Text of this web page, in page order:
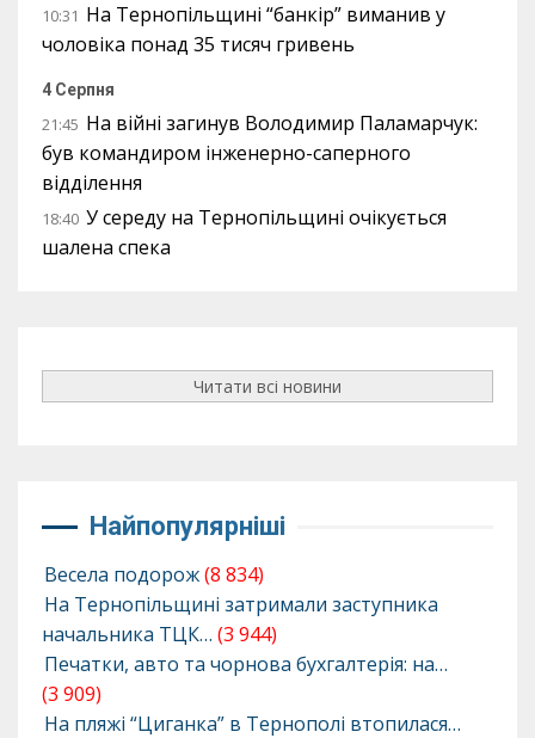
10:31 На Тернопільщині “банкір” виманив у
чоловіка понад 35 тисяч гривень
4 Серпня
21:45 На війні загинув Володимир Паламарчук:
був командиром інженерно-саперного
відділення
18:40 У середу на Тернопільщині очікується
шалена спека
Читати всі новини
Найпопулярніші
Весела подорож(8 834)
На Тернопільщині затримали заступника
начальника ТЦК… (3 944)
Печатки, авто та чорнова бухгалтерія: на…
(3 909)
На пляжі “Циганка” в Тернополі втопилася…